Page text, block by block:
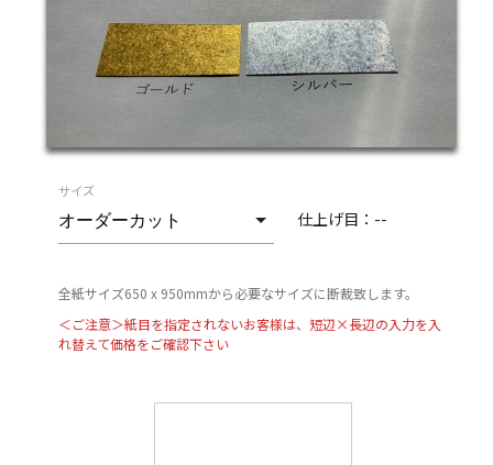
サイズ
仕上げ目： --
全紙サイズ650 x 950mmから必要なサイズに断裁致します。
＜ご注意＞紙目を指定されないお客様は、短辺×長辺の入力を入
れ替えて価格をご確認下さい